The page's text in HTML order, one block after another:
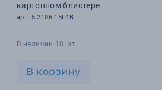
картонном блистере
арт. 5.2106.15L4B
В наличии 18 шт.
В корзину